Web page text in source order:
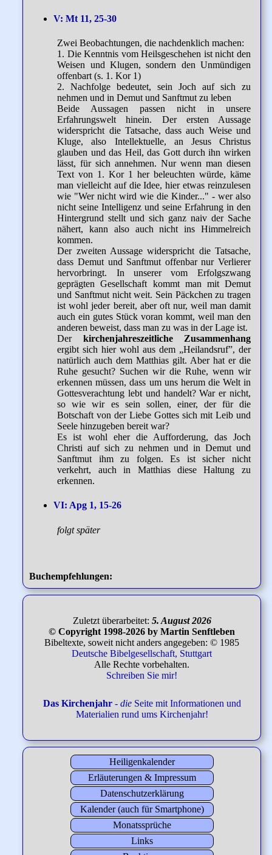
V: Mt 11, 25-30
Zwei Beobachtungen, die nachdenklich machen:
1. Die Kenntnis vom Heilsgeschehen ist nicht den
Weisen und Klugen, sondern den Unmündigen
offenbart (s. 1. Kor 1)
2. Nachfolge bedeutet, sein Joch auf sich zu
nehmen und in Demut und Sanftmut zu leben
Beide Aussagen passen nicht in unsere
Erfahrungswelt hinein. Der ersten Aussage
widerspricht die Tatsache, dass auch Weise und
Kluge, also Intellektuelle, an Jesus Christus
glauben und das Heil, das Gott durch ihn wirken
lässt, für sich annehmen. Nur wenn man diesen
Text von 1. Kor 1 her beleuchten würde, käme
man vielleicht auf die Idee, hier etwas reinzulesen
wie "Wer nicht wird wie die Kinder..." - wer also
nicht seine Intelligenz und seine Erfahrung in den
Hintergrund stellt und sich ganz naiv der Sache
nähert, kann also auch nicht ins Himmelreich
kommen.
Der zweiten Aussage widerspricht die Tatsache,
dass Demut und Sanftmut offenbar nur Verlierer
hervorbringt. In unserer vom Erfolgszwang
geprägten Gesellschaft kommt man mit Demut
und Sanftmut nicht weit. Sein Päckchen zu tragen
ist wohl jeder bereit, aber oft nur, weil man damit
auch ein gutes Stück voran kommt, weil man den
anderen beweist, dass man zu was in der Lage ist.
Der kirchenjahreszeitliche Zusammenhang
ergibt sich hier wohl aus dem „Heilandsruf”, der
natürlich auch dem Matthias gilt. Aber hat er die
Ruhe gesucht? Suchen wir die Ruhe, wenn wir
erkennen müssen, dass um uns herum die Welt in
Gottesverachtung lebt und handelt? War er nicht,
so wie wir es sein sollen, einer, der für die
Botschaft von der Liebe Gottes sich mit Leib und
Seele hinzugeben bereit war?
Es ist wohl eher die Aufforderung, das Joch
Christi auf sich zu nehmen und in Demut und
Sanftmut ihm zu folgen. Es ist sicher nicht
verkehrt, auch in Matthias diese Haltung zu
erkennen.
VI: Apg 1, 15-26
folgt später
Buchempfehlungen:
Zuletzt überarbeitet: 5. August 2026
© Copyright 1998-2026 by Martin Senftleben
Bibeltexte, soweit nicht anders angegeben: © 1985
Deutsche Bibelgesellschaft, Stuttgart
Alle Rechte vorbehalten.
Schreiben Sie mir!
Das Kirchenjahr- dieSeite mit Informationen und
Materialien rund ums Kirchenjahr!
Heiligenkalender
Erläuterungen & Impressum
Datenschutzerklärung
Kalender (auch für Smartphone)
Monatssprüche
Links